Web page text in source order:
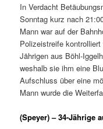
In Verdacht
Sonntag kurz nach
Mann war auf der
Polizeistreife
Jährigen aus Böhl-
weshalb sie ihm eine
Aufschluss über eine
Mann wurde die
(Speyer) – 34-Jährige